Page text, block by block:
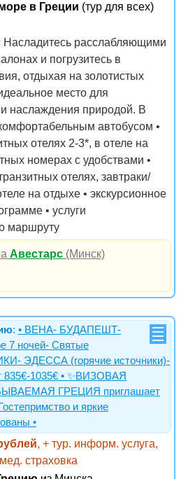
в Греции (тур для всех)
Насладитесь расслабляющими
и погрузитесь в
отдыхая на золотистых
место для
наслаждения природой. В
автобусом •
отелях 2-3*, в отеле на
номерах с удобствами •
отелях, завтраки/
на отдыхе • экскурсионное
• услуги
маршруту
Авестарс (Минск)
: • ВЕНА- БУДАПЕШТ-
7 ночей- Святые
ЭДЕССА (горячие источники)-
1035€ • ✨ВИЗОВАЯ
ГРЕЦИЯ приглашает
и яркие
•
, + тур. информ. услуга,
страховка